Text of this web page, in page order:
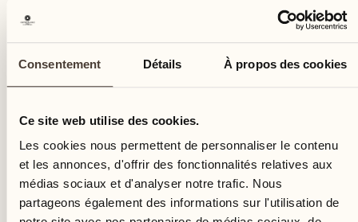
Consentement Détails À propos des cookies
Ce site web utilise des cookies.
Les cookies nous permettent de personnaliser le contenu
et les annonces, d'offrir des fonctionnalités relatives aux
médias sociaux et d'analyser notre trafic. Nous
partageons également des informations sur l'utilisation de
Prefix *
Prénom *